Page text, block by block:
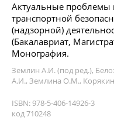
Актуальные проблемы
транспортной
(надзорной)
(Бакалавриат,
Монография.
Землин А.И. (под ред.),
А.И., Землина О.М.,
ISBN: 978-5-406-14926-3
код 710248